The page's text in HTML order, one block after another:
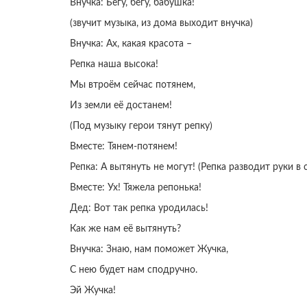
Внучка: Бегу, бегу, бабушка!
(звучит музыка, из дома выходит внучка)
Внучка: Ах, какая красота –
Репка наша высока!
Мы втроём сейчас потянем,
Из земли её достанем!
(Под музыку герои тянут репку)
Вместе: Тянем-потянем!
Репка: А вытянуть не могут! (Репка разводит руки в
Вместе: Ух! Тяжела репонька!
Дед: Вот так репка уродилась!
Как же нам её вытянуть?
Внучка: Знаю, нам поможет Жучка,
С нею будет нам сподручно.
Эй Жучка!